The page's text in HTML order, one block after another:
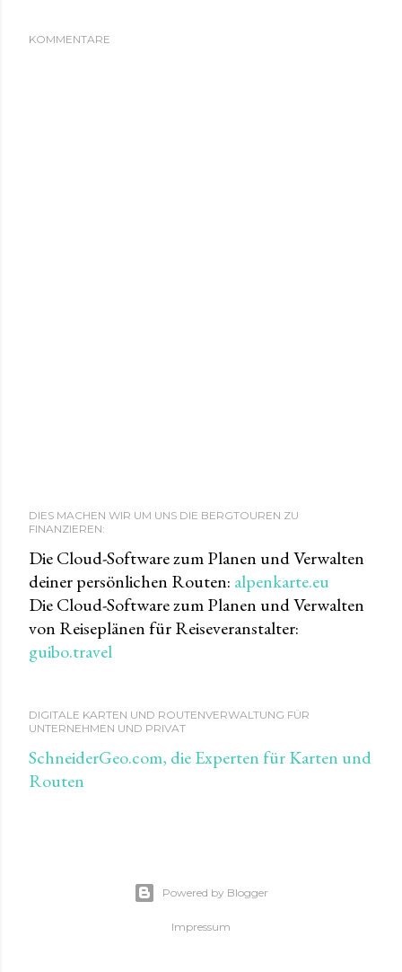
KOMMENTARE
DIES MACHEN WIR UM UNS DIE BERGTOUREN ZU
FINANZIEREN:
Die Cloud-Software zum Planen und Verwalten
deiner persönlichen Routen: alpenkarte.eu
Die Cloud-Software zum Planen und Verwalten
von Reiseplänen für Reiseveranstalter:
guibo.travel
DIGITALE KARTEN UND ROUTENVERWALTUNG FÜR
UNTERNEHMEN UND PRIVAT
SchneiderGeo.com, die Experten für Karten und
Routen
Powered by Blogger
Impressum